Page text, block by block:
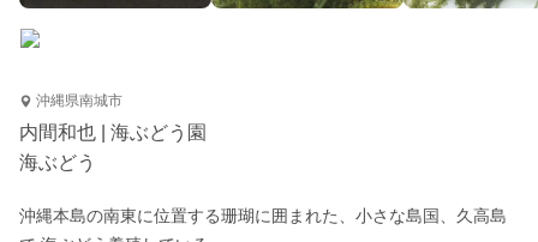
沖縄県南城市
内間和也 | 海ぶどう園
海ぶどう
沖縄本島の南東に位置する珊瑚に囲まれた、小さな島国、久高島